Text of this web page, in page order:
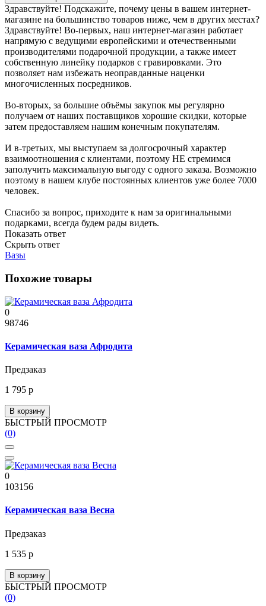
Здравствуйте! Подскажите, почему цены в вашем интернет-
магазине на большинство товаров ниже, чем в других местах?
Здравствуйте! Во-первых, наш интернет-магазин работает
напрямую с ведущими европейскими и отечественными
производителями подарочной продукции, а также имеет
собственную линейку подарков с гравировками. Это
позволяет нам избежать неоправданные наценки
многочисленных посредников.
Во-вторых, за большие объёмы закупок мы регулярно
получаем от наших поставщиков хорошие скидки, которые
затем предоставляем нашим конечным покупателям.
И в-третьих, мы выступаем за долгосрочный характер
взаимоотношения с клиентами, поэтому НЕ стремимся
заполучить максимальную выгоду с одного заказа. Возможно
поэтому в нашем клубе постоянных клиентов уже более 7000
человек.
Спасибо за вопрос, приходите к нам за оригинальными
подарками, всегда будем рады видеть.
Показать ответ
Скрыть ответ
Вазы
Похожие товары
0
98746
Керамическая ваза Афродита
Предзаказ
1 795 р
В корзину
БЫСТРЫЙ ПРОСМОТР
(0)
0
103156
Керамическая ваза Весна
Предзаказ
1 535 р
В корзину
БЫСТРЫЙ ПРОСМОТР
(0)